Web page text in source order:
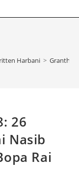
Harbani > Granth
26
Nasib
Rai